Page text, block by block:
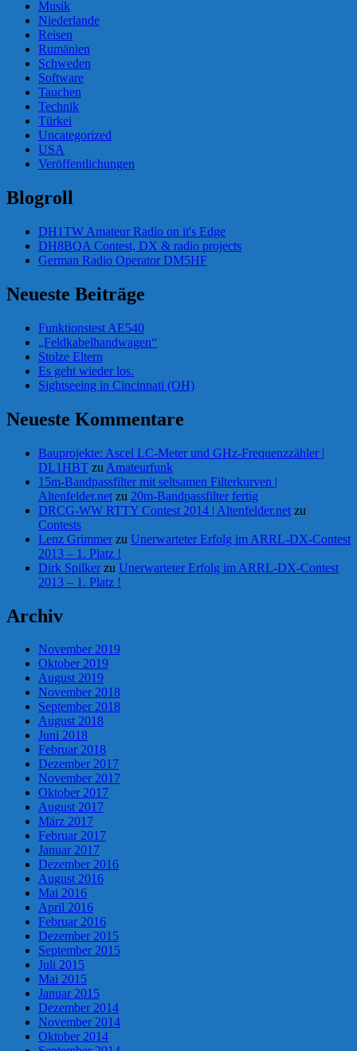
Musik
Niederlande
Reisen
Rumänien
Schweden
Software
Tauchen
Technik
Türkei
Uncategorized
USA
Veröffentlichungen
Blogroll
DH1TW Amateur Radio on it's Edge
DH8BQA Contest, DX & radio projects
German Radio Operator DM5HF
Neueste Beiträge
Funktionstest AE540
„Feldkabelhandwagen“
Stolze Eltern
Es geht wieder los.
Sightseeing in Cincinnati (OH)
Neueste Kommentare
Bauprojekte: Ascel LC-Meter und GHz-Frequenzzähler |
DL1HBT zu Amateurfunk
15m-Bandpassfilter mit seltsamen Filterkurven |
Altenfelder.net zu 20m-Bandpassfilter fertig
DRCG-WW RTTY Contest 2014 | Altenfelder.net zu
Contests
Lenz Grimmer zu Unerwarteter Erfolg im ARRL-DX-Contest
2013 – 1. Platz !
Dirk Spilker zu Unerwarteter Erfolg im ARRL-DX-Contest
2013 – 1. Platz !
Archiv
November 2019
Oktober 2019
August 2019
November 2018
September 2018
August 2018
Juni 2018
Februar 2018
Dezember 2017
November 2017
Oktober 2017
August 2017
März 2017
Februar 2017
Januar 2017
Dezember 2016
August 2016
Mai 2016
April 2016
Februar 2016
Dezember 2015
September 2015
Juli 2015
Mai 2015
Januar 2015
Dezember 2014
November 2014
Oktober 2014